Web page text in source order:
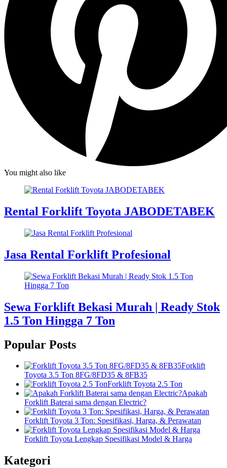
You might also like
Rental Forklift Toyota JABODETABEK
Jasa Rental Forklift Profesional
Sewa Forklift Bekasi Murah | Ready Stok
1.5 Ton Hingga 7 Ton
Popular Posts
Forklift
Toyota 3.5 Ton 8FG/8FD35 & 8FB35
Forklift Toyota 2.5 Ton
Apakah
Forklift Baterai sama dengan Electric?
Forklift Toyota 3 Ton: Spesifikasi, Harga, & Perawatan
Forklift Toyota Lengkap Spesifikasi Model & Harga
Kategori